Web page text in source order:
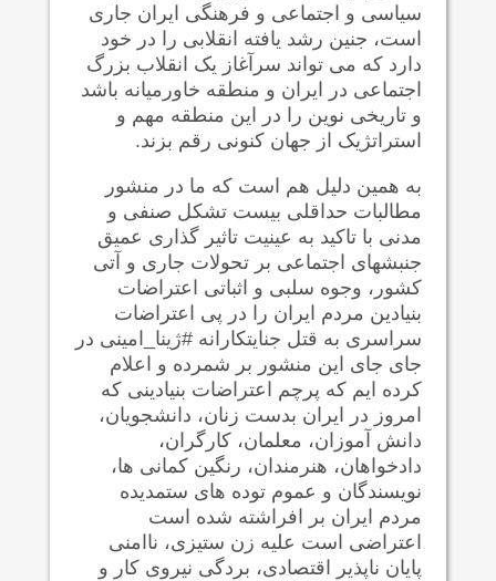
سیاسی و اجتماعی و فرهنگی ایران جاری
است، جنین رشد یافته انقلابی را در خود
دارد که می تواند سرآغاز یک انقلاب بزرگ
اجتماعی در ایران و منطقه خاورمیانه باشد
و تاریخی نوین را در این منطقه مهم و
استراتژیک از جهان کنونی رقم بزند.
به همین دلیل هم است که ما در منشور
مطالبات حداقلی بیست تشکل صنفی و
مدنی با تاکید به عینیت تاثیر گذاری عمیق
جنبشهای اجتماعی بر تحولات جاری و آتی
کشور، وجوه سلبی و اثباتی اعتراضات
بنیادین مردم ایران را در پی اعتراضات
سراسری به قتل جنایتکارانه #ژینا_امینی در
جای جای این منشور بر شمرده و اعلام
کرده ایم که پرچم اعتراضات بنیادینی که
امروز در ایران بدست زنان، دانشجویان،
دانش آموزان، معلمان، کارگران،
دادخواهان، هنرمندان، رنگین کمانی ها،
نویسندگان و عموم توده های ستمدیده
مردم ایران بر افراشته شده است
اعتراضی است علیه زن ستیزی، ناامنی
پایان ناپذیر اقتصادی، بردگی نیروی کار و